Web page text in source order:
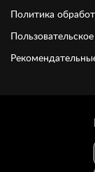
Политика